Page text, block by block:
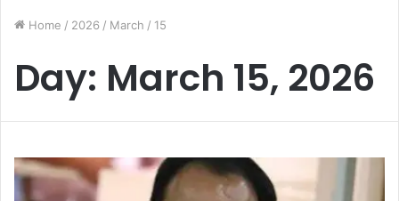
Home / 2026 / March / 15
Day: March 15, 2026